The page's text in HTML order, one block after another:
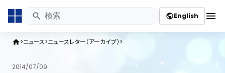
publicEnglish menu
home ニュース ニュースレター（アーカイブ）
2014/07/09